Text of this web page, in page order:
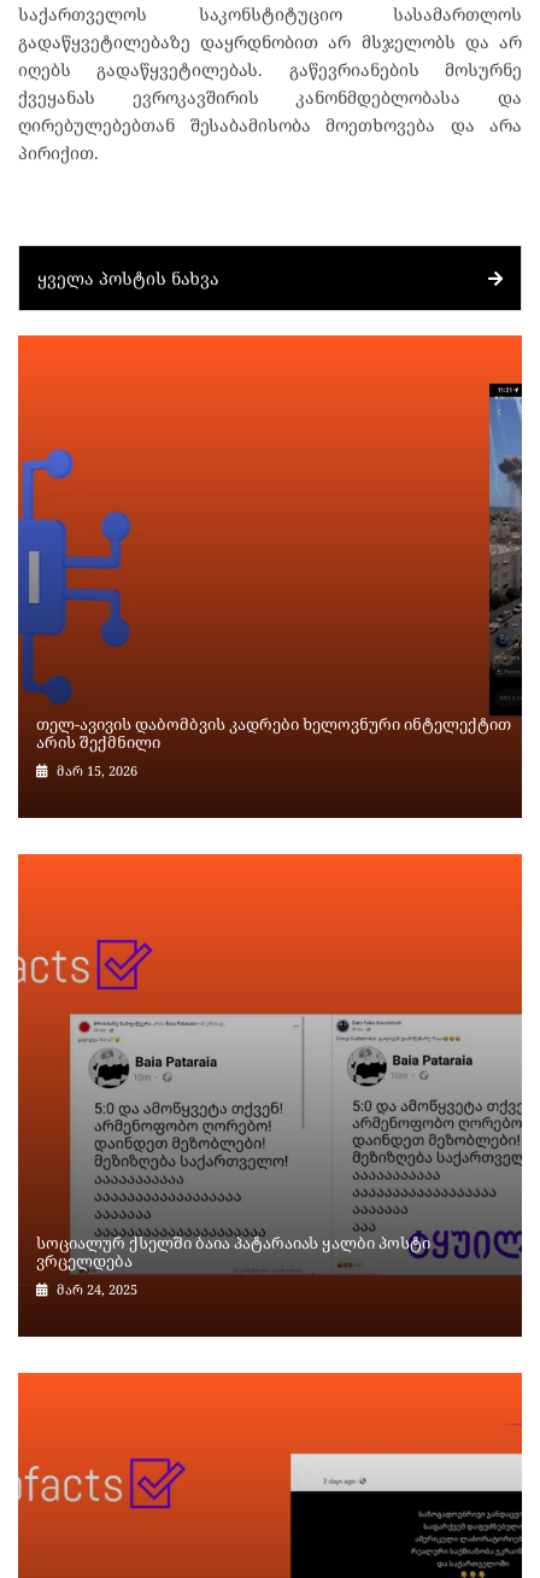
საქართველოს საკონსტიტუციო სასამართლოს
გადაწყვეტილებაზე დაყრდნობით არ მსჯელობს და არ
იღებს გადაწყვეტილებას. გაწევრიანების მოსურნე
ქვეყანას ევროკავშირის კანონმდებლობასა და
ღირებულებებთან შესაბამისობა მოეთხოვება და არა
პირიქით.
ᲧᲕᲔᲚᲐ ᲞᲝᲡᲢᲘᲡ ᲜᲐᲮᲕᲐ
თელ-ავივის დაბომბვის კადრები ხელოვნური ინტელექტით
არის შექმნილი
მარ 15, 2026
სოციალურ ქსელში ბაია პატარაიას ყალბი პოსტი
ვრცელდება
მარ 24, 2025